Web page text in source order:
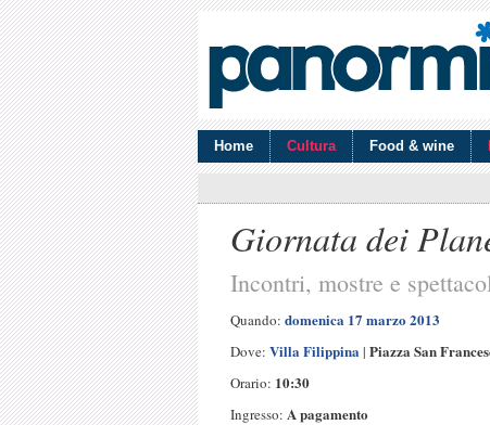
Home Cultura Food & wine
Giornata dei
Incontri, mostre e
Quando: domenica 17 marzo 2013
Dove: Villa Filippina | Piazza San
Orario: 10:30
Ingresso: A pagamento